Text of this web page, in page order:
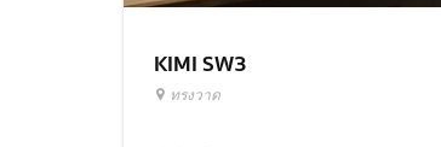
KIMI SW3
ทรงวาด